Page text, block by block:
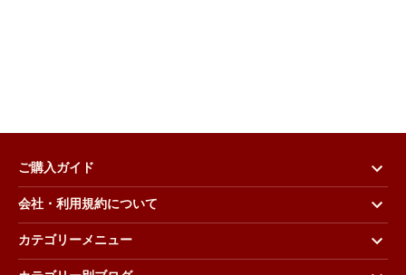
ご購入ガイド
会社・利用規約について
カテゴリーメニュー